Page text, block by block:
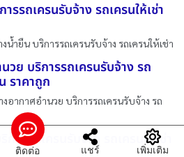
รรถเครนรับจ้าง รถเครนให้เช่า
น้ำยืน บริการรถเครนรับจ้าง รถเครนให้เช่า
วย บริการรถเครนรับจ้าง รถ
ราคาถูก
อากาศอำนวย บริการรถเครนรับจ้าง รถ
ารรถเครนรับจ้าง รถเครนให้เช่า
ติดต่อ แชร์ เพิ่มเติม